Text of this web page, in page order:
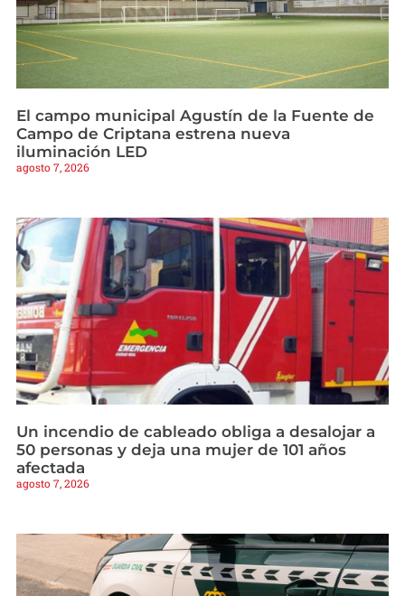
El campo municipal Agustín de la Fuente de
Campo de Criptana estrena nueva
iluminación LED
agosto 7, 2026
Un incendio de cableado obliga a desalojar a
50 personas y deja una mujer de 101 años
afectada
agosto 7, 2026